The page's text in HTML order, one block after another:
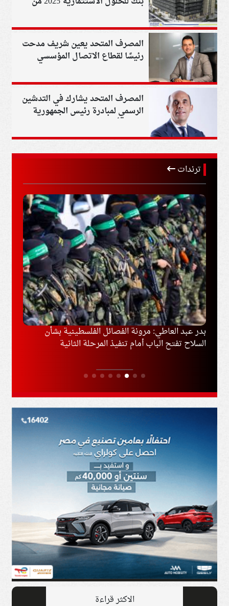
فاينانس"
المصرف المتحد يعين شريف مدحت
رئيسًا لقطاع الاتصال المؤسسي
المصرف المتحد يشارك في التدشين
الرسمي لمبادرة رئيس الجمهورية
لرعاية أطفال السكري
ترندات
بدر عبد العاطي: مرونة الفصائل الفلسطينية بشأن
السلاح تفتح الباب أمام تنفيذ المرحلة الثانية
الاكثر قراءة